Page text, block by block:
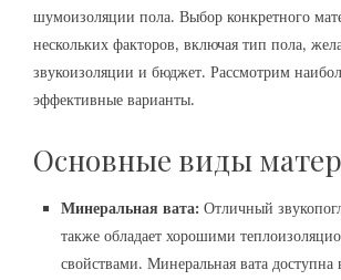
шумоизоляции пола. Выбор конкретного
нескольких факторов‚ включая тип пола‚
звукоизоляции и бюджет. Рассмотрим
эффективные варианты.
Основные виды
Минеральная вата: Отличный
также обладает хорошими
свойствами. Минеральная вата доступна